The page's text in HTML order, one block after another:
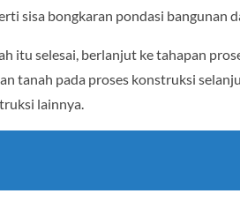
sisa bongkaran pondasi bangunan
itu selesai, berlanjut ke tahapan
tanah pada proses konstruksi
lainnya.